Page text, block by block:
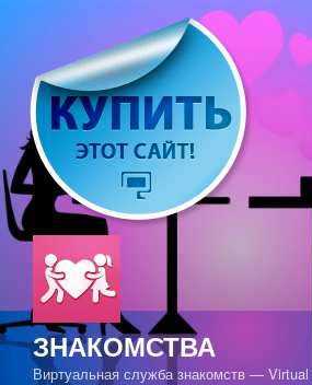
содержимому
ЗНАКОМСТВА
Виртуальная служба знакомств —